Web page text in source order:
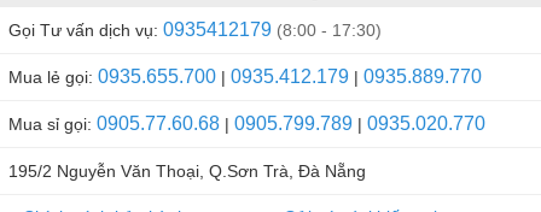
Gọi Tư vấn dịch vụ: 0935412179 (8:00 - 17:30)
Mua lẻ gọi: 0935.655.700 | 0935.412.179 | 0935.889.770
Mua sỉ gọi: 0905.77.60.68 | 0905.799.789 | 0935.020.770
195/2 Nguyễn Văn Thoại, Q.Sơn Trà, Đà Nẵng